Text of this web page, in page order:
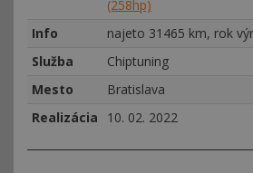
(258hp)
Info
najeto 31465 km, rok
Služba
Chiptuning
Mesto
Bratislava
Realizácia
10. 02. 2022